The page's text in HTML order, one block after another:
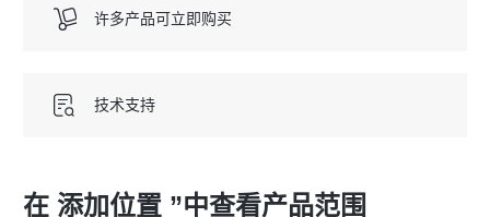
许多产品可立即购买
技术支持
在 添加位置 ”中查看产品范围